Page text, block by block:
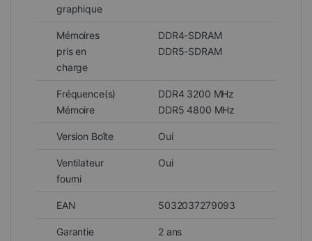
graphique
Mémoires
pris en
charge
DDR4-SDRAM
DDR5-SDRAM
Fréquence(s)
Mémoire
DDR4 3200 MHz
DDR5 4800 MHz
Version Boîte Oui
Ventilateur
fourni
Oui
EAN 5032037279093
Garantie 2 ans